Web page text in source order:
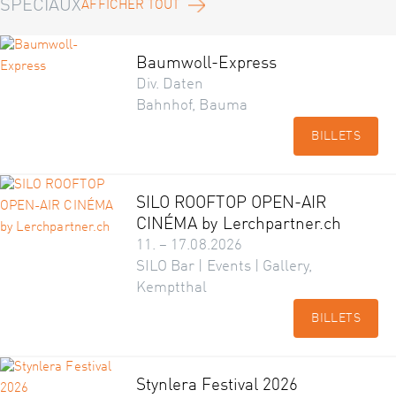
SPÉCIAUXAFFICHER TOUT
Baumwoll-Express
Div. Daten
Bahnhof, Bauma
BILLETS
SILO ROOFTOP OPEN-AIR
CINÉMA by Lerchpartner.ch
11. – 17.08.2026
SILO Bar | Events | Gallery,
Kemptthal
BILLETS
Stynlera Festival 2026